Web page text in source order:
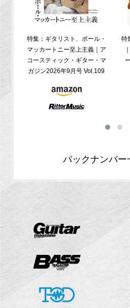
特集：ギタリスト、ポール・
マッカートニー至上主義｜ア
コースティック・ギター・マ
ガジン2026年9月号 Vol.109
特
バックナンバー